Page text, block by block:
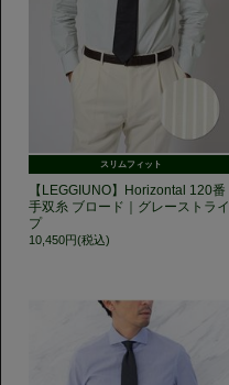
スリムフィット
【LEGGIUNO】Horizontal 120番
手双糸 ブロード｜グレーストライ
プ
10,450円(税込)